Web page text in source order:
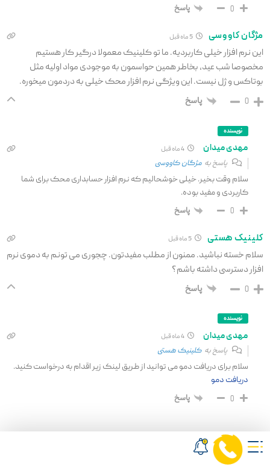
0 پاسخ
مژگان کاووسی 5 ماه قبل
این نرم افزار خیلی کاربردیه. ما تو کلینیک معمولا درگیر کار هستیم
مخصوصا شب عید، بخاطر همین حواسمون به موجودی مواد اولیه مثل
بوتاکس و ژل نیست. این ویژگی نرم افزار محک خیلی به دردمون میخوره.
0 پاسخ
نویسنده
مهدی میدان
پاسخ به مژگان کاووسی
سلام وقت بخیر. خیلی خوشحالیم که نرم افزار حسابداری محک برای شما
کاربردی و مفید بوده.
0 پاسخ
کلینیک هستی
سلام خسته نباشید. ممنون از مطلب مفیدتون. چجوری می تونم به دموی نرم
افزار دسترسی داشته باشم؟
0 پاسخ
نویسنده
مهدی میدان
پاسخ به کلینیک هستی
سلام برای دریافت دمو می توانید از طریق لینک زیر اقدام به درخواست کنید.
دریافت دمو
0 پاسخ